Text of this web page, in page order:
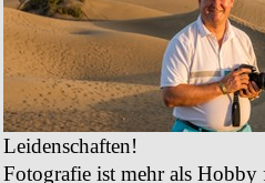
Leidenschaften!
Fotografie ist mehr als Hobby